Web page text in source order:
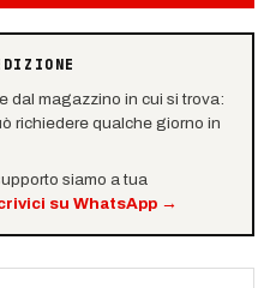
dal magazzino in cui si trova:
richiedere qualche giorno in
siamo a tua
su WhatsApp→